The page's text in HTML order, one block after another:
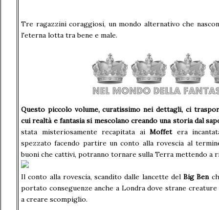
Tre ragazzini coraggiosi, un mondo alternativo che
l'eterna lotta tra bene e male.
Questo piccolo volume, curatissimo nei dettagli, ci
cui realtà e fantasia si mescolano creando una storia dal
stata misteriosamente recapitata ai Moffetera
spezzato facendo partire un conto alla rovescia al
buoni che cattivi, potranno tornare sulla Terra mettendo a
Il conto alla rovescia, scandito dalle lancette del Big Ben
portato conseguenze anche a Londra dove strane
a creare scompiglio.